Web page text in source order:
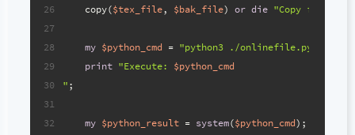
26
27
28
29
30
31
32
    copy(
$tex_file, $bak_file) or die "Copy failed:
my $python_cmd = "python3 ./onlinefile.py '
print "Execute: $python_cmd
" ;
my $python_result = system($python_cmd);